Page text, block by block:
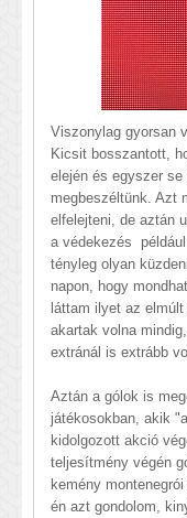
Viszonylag gyorsan
Kicsit bosszantott,
elején és egyszer
megbeszéltünk. Azt
elfelejteni, de aztán
a védekezés
tényleg olyan
napon, hogy
láttam ilyet az
akartak volna
extránál is extrább
Aztán a gólok is
játékosokban, akik
kidolgozott akció
teljesítmény végén
kemény
én azt gondolom,